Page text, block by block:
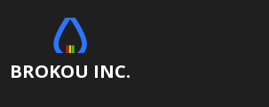
BROKOU INC.